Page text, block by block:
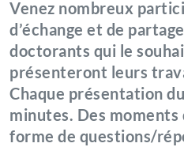
Venez nombreux
d’échange et de
doctorants qui le
présenteront leurs
Chaque présentation
minutes. Des moments
forme de questions/